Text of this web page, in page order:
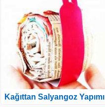
Kağıttan Salyangoz Yapımı